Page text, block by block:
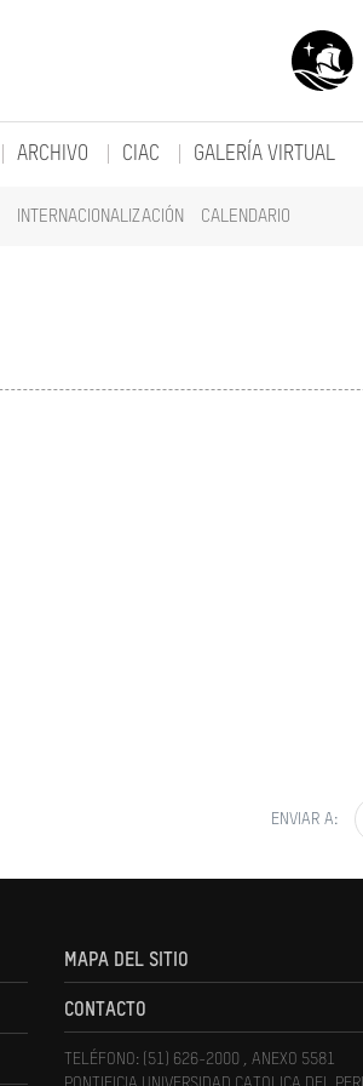
INTERNACIONALIZACIÓN CALENDARIO
ARCHIVO CIAC GALERÍA VIRTUAL
ENVIAR A:
MAPA DEL SITIO
CONTACTO
TELÉFONO: (51) 626-2000 , ANEXO 5581